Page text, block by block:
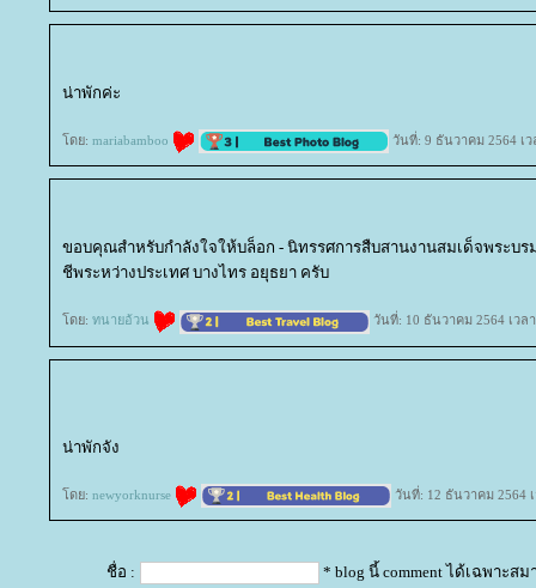
น่าพักค่ะ
ดย: mariabamboo วันที่: 9 ธันวาคม 2564 เว
ขอบคุณสำหรับกำลังใจให้บล็อก - นิทรรศการสืบสานงานสมเด็จพระบ
ชีพระหว่างประเทศ บางไทร อยุธยา ครับ
ดย: ทนายอ้วน วันที่: 10 ธันวาคม 2564 เวล
น่าพักจัง
ดย: newyorknurse วันที่: 12 ธันวาคม 2564
ชื่อ :
* blog นี้ comment ได้เฉพาะสม